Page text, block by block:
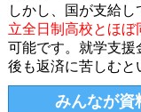
しかし、国が支給し
立全日制高校とほぼ
可能です。就学支援
後も返済に苦しむと
みんなが資